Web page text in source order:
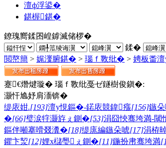
澶ф浮鍙�
鍖楃鍖�
鐐瑰嚮鍒囨崲鎼滅储椤�
鍒�
閲嶅簡 > 娓濅腑鍖� > 瑙ｆ斁纰� > 娉板畨
蹇€熸煡璇� 瑙ｆ斁纰戞ゼ鐩樹俊鎭�:
灏忓尯妤肩洏锛�
缇庡姏.[193]澶у悓鏂�-鍩庡競鍏瘬[156]鏃
�[66]璧涙牸灏斿ぇ鍘�[53]涓囧悏骞垮満-閾
鏂伴噸搴嗗叕瀵�[18]缇庣編鏃朵唬[17]涓栫
鑺卞洯[12]娌х櫧璺ぇ鍘�[11]鍦扮帇骞垮満